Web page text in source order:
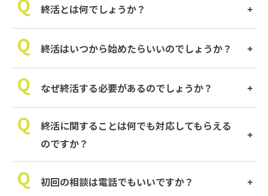
終活とは何でしょうか？
終活はいつから始めたらいいのでしょうか？
なぜ終活する必要があるのでしょうか？
終活に関することは何でも対応してもらえる
のですか？
初回の相談は電話でもいいですか？